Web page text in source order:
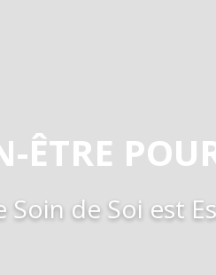
ÊTRE
Soin de Soi est